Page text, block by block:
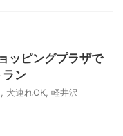
ッピングプラザで
ラン
犬連れOK 軽井沢